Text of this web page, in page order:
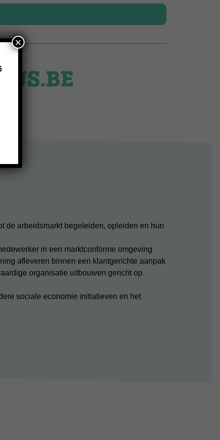
de arbeidsmarkt begeleiden, opleiden en hun
in een marktconforme omgeving
afleveren binnen een klantgerichte aanpak
organisatie uitbouwen gericht op
sociale economie initiatieven en het
×